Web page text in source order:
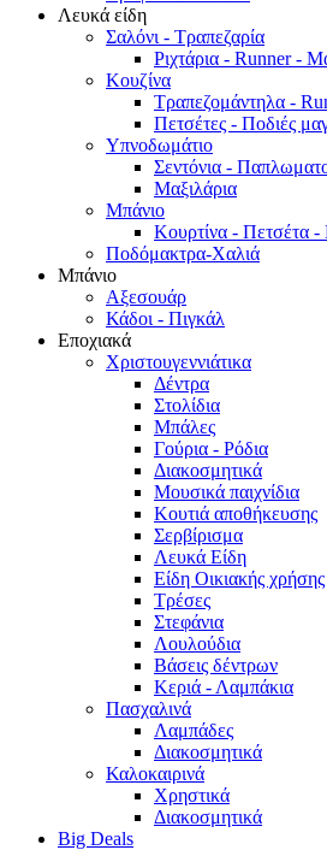
Λευκά είδη
Σαλόνι - Τραπεζαρία
Ριχτάρια - Runner -
Κουζίνα
Τραπεζομάντηλα -
Πετσέτες - Ποδιές
Υπνοδωμάτιο
Σεντόνια -
Μαξιλάρια
Μπάνιο
Κουρτίνα - Πετσέτα -
Ποδόμακτρα-Χαλιά
Μπάνιο
Αξεσουάρ
Κάδοι - Πιγκάλ
Εποχιακά
Χριστουγεννιάτικα
Δέντρα
Στολίδια
Μπάλες
Γούρια - Ρόδια
Διακοσμητικά
Μουσικά παιχνίδια
Κουτιά αποθήκευσης
Σερβίρισμα
Λευκά Είδη
Είδη Οικιακής χρήσης
Τρέσες
Στεφάνια
Λουλούδια
Βάσεις δέντρων
Κεριά - Λαμπάκια
Πασχαλινά
Λαμπάδες
Διακοσμητικά
Καλοκαιρινά
Χρηστικά
Διακοσμητικά
Big Deals